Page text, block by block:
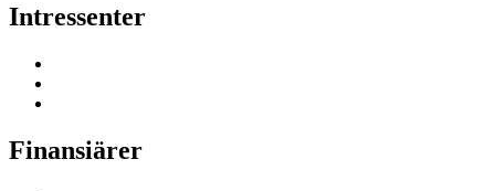
Intressenter
Finansiärer